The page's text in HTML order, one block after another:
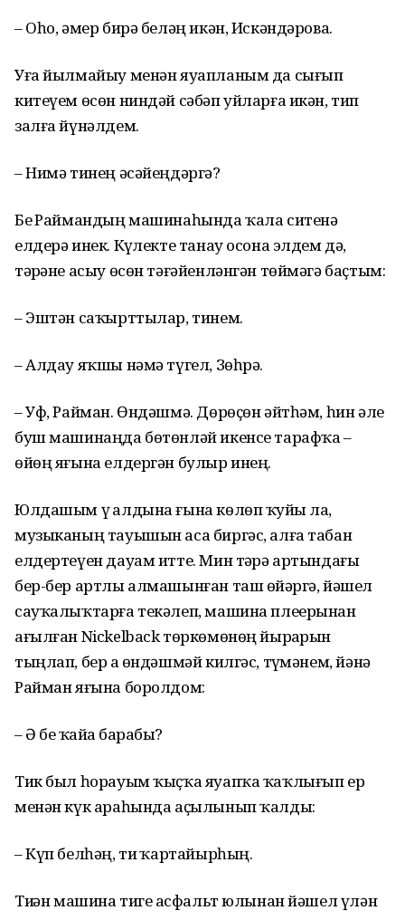
– Оһо, әмер бирә беләң икән, Искәндәрова.
Уға йылмайыу менән яуапланым да сығып
китеүем өсөн ниндәй сәбәп уйларға икән, тип
залға йүнәлдем.
– Нимә тинең әсәйеңдәргә?
Беҙ Раймандың машинаһында ҡала ситенә
елдерә инек. Күҙлекте танау осона элдем дә,
тәҙрәне асыу өсөн тәғәйенләнгән төймәгә баҫтым:
– Эштән саҡырттылар, тинем.
– Алдау яҡшы нәмә түгел, Зөһрә.
– Уф, Райман. Өндәшмә. Дөрөҫөн әйтһәм, һин әле
буш машинаңда бөтөнләй икенсе тарафҡа –
өйөң яғына елдергән булыр инең.
Юлдашым үҙ алдына ғына көлөп ҡуйҙы ла,
музыканың тауышын аса биргәс, алға табан
елдертеүен дауам итте. Мин тәҙрә артындағы
бер-бер артлы алмашынған таш өйҙәргә, йәшел
сауҡалыҡтарға текәлеп, машина плеерынан
ағылған Nickelback төркөмөнөң йырҙарын
тыңлап, бер аҙ өндәшмәй килгәс, түҙмәнем, йәнә
Райман яғына боролдом:
– Ә беҙ ҡайҙа барабыҙ?
Тик был һорауым ҡыҫҡа яуапҡа ҡаҡлығып ер
менән күк араһында аҫылынып ҡалды:
– Күп белһәң, тиҙ ҡартайырһың.
Тиҙҙән машина тигеҙ асфальт юлынан йәшел үлән